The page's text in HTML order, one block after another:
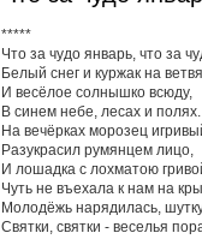
*****
Что за чудо январь, что за
Белый снег и куржак на
И весёлое солнышко всюду,
В синем небе, лесах и полях.
На вечёрках морозец
Разукрасил румянцем лицо,
И лошадка с лохматою
Чуть не въехала к нам на
Молодёжь нарядилась,
Святки, святки - веселья